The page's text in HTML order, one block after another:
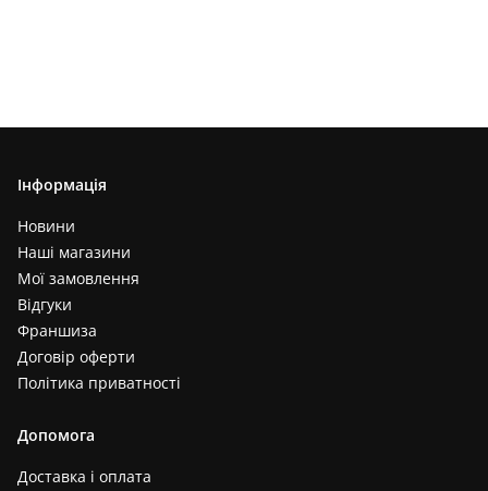
Інформація
Новини
Наші магазини
Мої замовлення
Відгуки
Франшиза
Договір оферти
Політика приватності
Допомога
Доставка і оплата